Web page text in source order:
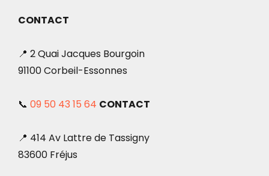
CONTACT
📍 2 Quai Jacques Bourgoin
91100 Corbeil-Essonnes
📞 09 50 43 15 64 CONTACT
📍 414 Av Lattre de Tassigny
83600 Fréjus